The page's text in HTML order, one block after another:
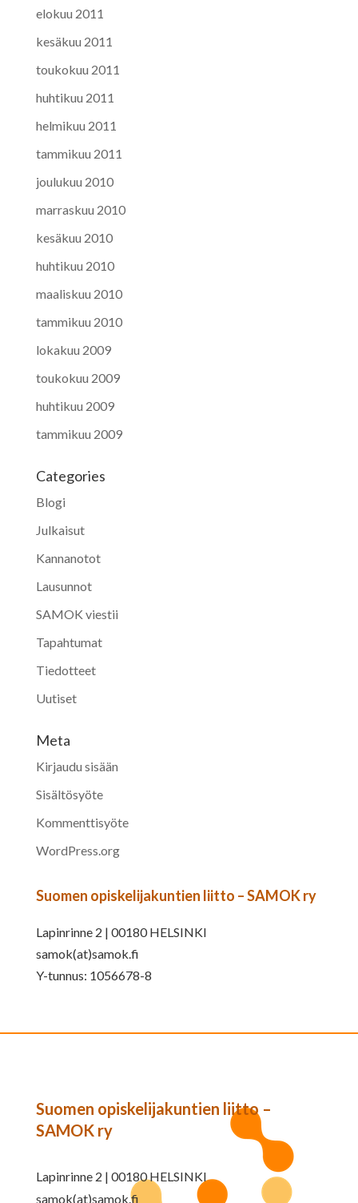
elokuu 2011
kesäkuu 2011
toukokuu 2011
huhtikuu 2011
helmikuu 2011
tammikuu 2011
joulukuu 2010
marraskuu 2010
kesäkuu 2010
huhtikuu 2010
maaliskuu 2010
tammikuu 2010
lokakuu 2009
toukokuu 2009
huhtikuu 2009
tammikuu 2009
Categories
Blogi
Julkaisut
Kannanotot
Lausunnot
SAMOK viestii
Tapahtumat
Tiedotteet
Uutiset
Meta
Kirjaudu sisään
Sisältösyöte
Kommenttisyöte
WordPress.org
Suomen opiskelijakuntien liitto – SAMOK ry
Lapinrinne 2 | 00180 HELSINKI
samok(at)samok.fi
Y-tunnus: 1056678-8
Suomen opiskelijakuntien liitto –
SAMOK ry
Lapinrinne 2 | 00180 HELSINKI
samok(at)samok.fi